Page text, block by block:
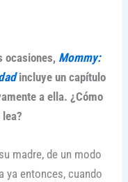
ocasiones, Mommy:
incluye un capítulo
a ella. ¿Cómo
madre, de un modo
ya entonces, cuando